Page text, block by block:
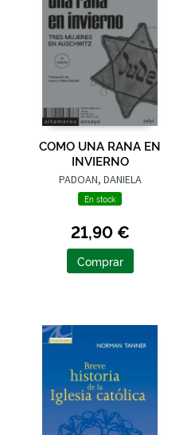
COMO UNA RANA EN
INVIERNO
PADOAN, DANIELA
En stock
21,90 €
Comprar